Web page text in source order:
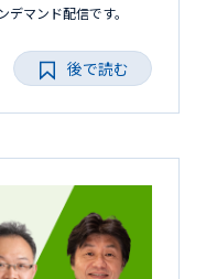
マンド配信です。
後で読む